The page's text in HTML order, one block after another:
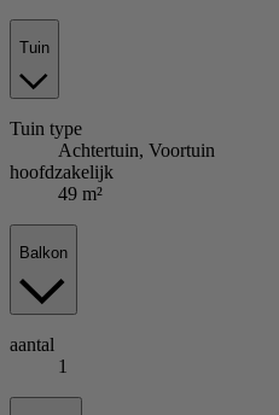
Tuin
Tuin type
Achtertuin, Voortuin
hoofdzakelijk
49 m²
Balkon
aantal
1